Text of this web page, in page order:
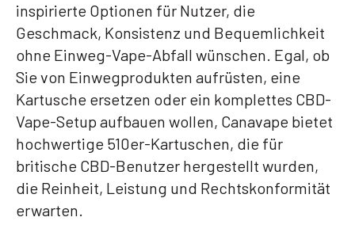
inspirierte Optionen für Nutzer, die
Geschmack, Konsistenz und Bequemlichkeit
ohne Einweg-Vape-Abfall wünschen. Egal, ob
Sie von Einwegprodukten aufrüsten, eine
Kartusche ersetzen oder ein komplettes CBD-
Vape-Setup aufbauen wollen, Canavape bietet
hochwertige 510er-Kartuschen, die für
britische CBD-Benutzer hergestellt wurden,
die Reinheit, Leistung und Rechtskonformität
erwarten.